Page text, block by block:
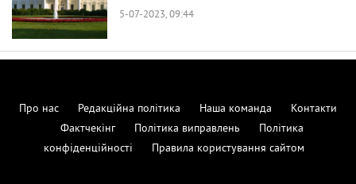
5-07-2023, 09:44
Про нас Редакційна політика Наша команда
Контакти
Фактчекінг
Політика виправлень
Політика
конфіденційності
Правила користування сайтом